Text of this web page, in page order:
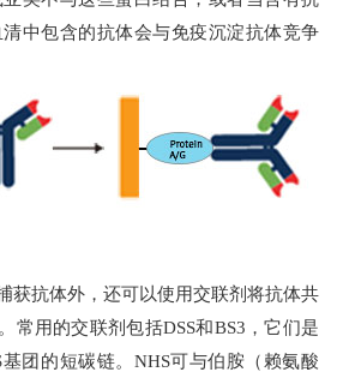
中包含的抗体会与免疫沉淀抗体竞争
获抗体外，还可以使用交联剂将抗体共
常用的交联剂包括DSS和BS3，它们是
团的短碳链。NHS可与伯胺（赖氨酸